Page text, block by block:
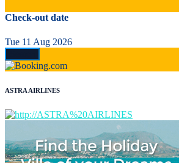
Check-out date
Tue 11 Aug 2026
ASTRA AIRLINES